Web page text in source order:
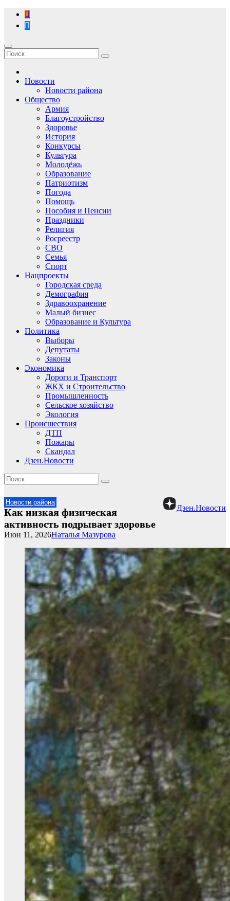
Перейти
содержимому
Новости
Новости района
Общество
Армия
Благоустройство
Здоровье
История
Конкурсы
Культура
Молодёжь
Образование
Патриотизм
Погода
Помощь
Пособия и Пенсии
Праздники
Религия
Росреестр
СВО
Семья
Спорт
Нацпроекты
Городская среда
Демография
Здравоохранение
Малый бизнес
Образование и Культура
Политика
Выборы
Депутаты
Законы
Экономика
Дороги и Транспорт
ЖКХ и Строительство
Промышленность
Сельское хозяйство
Экология
Происшествия
ДТП
Пожары
Скандал
Дзен.Новости
Новости района
Дзен.Новости
Как низкая физическая
активность подрывает здоровье
Наталья Мазурова
Июн 11, 2026